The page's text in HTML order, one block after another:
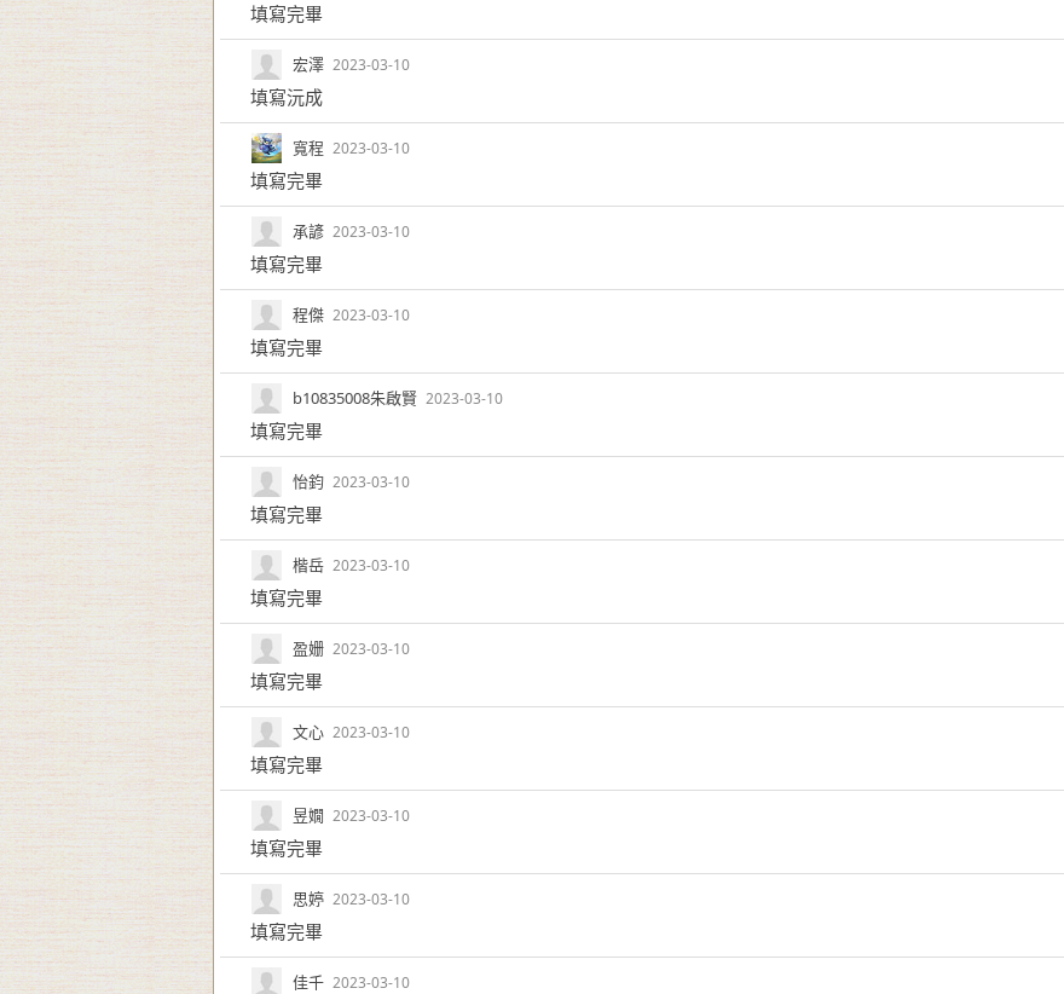
填寫完畢
宏澤 2023-03-10
填寫沅成
寬程 2023-03-10
填寫完畢
承諺 2023-03-10
填寫完畢
程傑 2023-03-10
填寫完畢
b10835008朱啟賢 2023-03-10
填寫完畢
怡鈞 2023-03-10
填寫完畢
楷岳 2023-03-10
填寫完畢
盈姗 2023-03-10
填寫完畢
文心 2023-03-10
填寫完畢
昱嫺 2023-03-10
填寫完畢
思婷 2023-03-10
填寫完畢
佳千 2023-03-10